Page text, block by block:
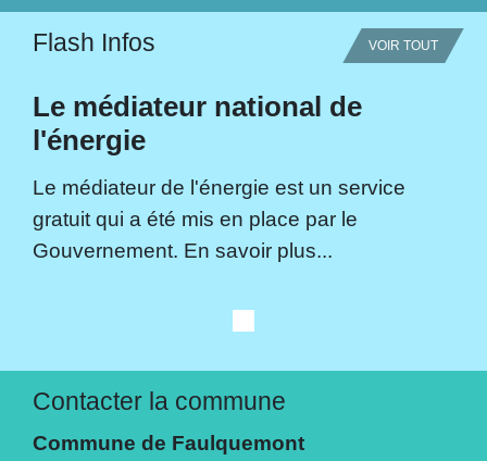
Flash Infos VOIR TOUT
Le médiateur national de
l'énergie
Le médiateur de l'énergie est un service
gratuit qui a été mis en place par le
Gouvernement. En savoir plus...
Contacter la commune
Commune de Faulquemont